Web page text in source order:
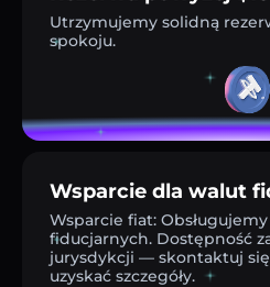
Utrzymujemy solidną
spokoju.
Wsparcie dla walut
Wsparcie fiat:
fiducjarnych. Dostępność
jurysdykcji — skontaktuj
uzyskać szczegóły.